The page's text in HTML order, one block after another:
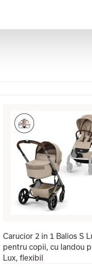
Carucior 2 in 1 Balios S
pentru copii, cu landou
Lux, flexibil